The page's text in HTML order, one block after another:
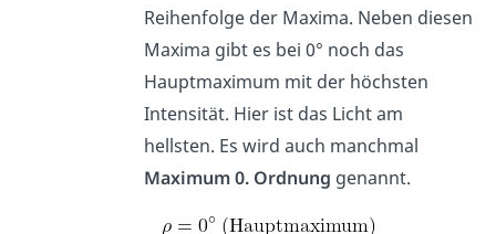
Reihenfolge der Maxima. Neben diesen
Maxima gibt es bei 0° noch das
Hauptmaximum mit der höchsten
Intensität. Hier ist das Licht am
hellsten. Es wird auch manchmal
Maximum 0. Ordnung genannt.